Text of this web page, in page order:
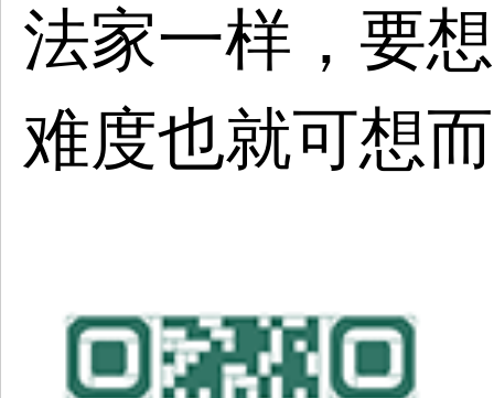
法家一样，要
难度也就可想